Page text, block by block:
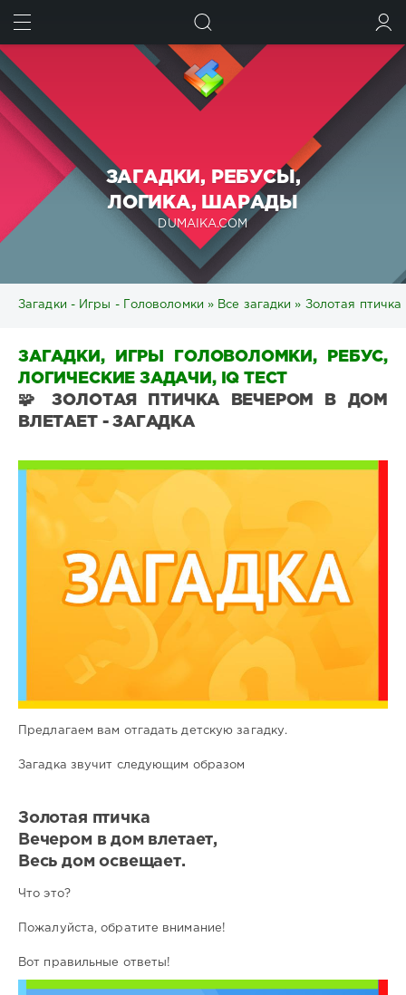
ЗАГАДКИ, РЕБУСЫ,
ЛОГИКА, ШАРАДЫ
DUMAIKA.COM
Загадки - Игры - Головоломки » Все загадки » Золотая
ЗАГАДКИ, ИГРЫ ГОЛОВОЛОМКИ, РЕБУС,
ЛОГИЧЕСКИЕ ЗАДАЧИ, IQ ТЕСТ
🧩 ЗОЛОТАЯ ПТИЧКА ВЕЧЕРОМ В ДОМ
ВЛЕТАЕТ - ЗАГАДКА
Предлагаем вам отгадать детскую загадку.
Загадка звучит следующим образом
Золотая птичка
Вечером в дом влетает,
Весь дом освещает.
Что это?
Пожалуйста, обратите внимание!
Вот правильные ответы!